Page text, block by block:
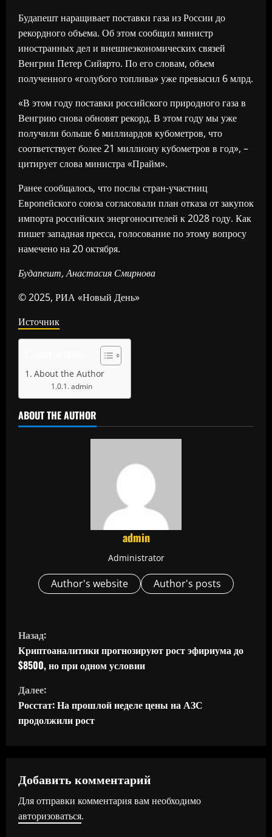
Будапешт наращивает поставки газа из России до
рекордного объема. Об этом сообщил министр
иностранных дел и внешнеэкономических связей
Венгрии Петер Сийярто. По его словам, объем
полученного «голубого топлива» уже превысил 6 млрд.
«В этом году поставки российского природного газа в
Венгрию снова обновят рекорд. В этом году мы уже
получили больше 6 миллиардов кубометров, что
соответствует более 21 миллиону кубометров в год», –
цитирует слова министра «Прайм».
Ранее сообщалось, что послы стран-участниц
Европейского союза согласовали план отказа от закупок
импорта российских энергоносителей к 2028 году. Как
пишет западная пресса, голосование по этому вопросу
намечено на 20 октября.
Будапешт, Анастасия Смирнова
© 2025, РИА «Новый День»
Источник
About the Author
admin
ABOUT THE AUTHOR
admin
Administrator
Author's website Author's posts
П
р
о
д
о
ж
и
Назад:
Криптоаналитики прогнозируют рост эфириума до
$8500, но при одном условии
Далее:
Росстат: На прошлой неделе цены на АЗС
продолжили рост
Добавить комментарий
Для отправки комментария вам необходимо
авторизоваться.